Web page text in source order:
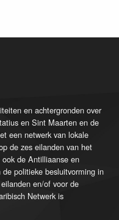
en achtergronden over
en Sint Maarten en de
een netwerk van lokale
de zes eilanden van het
de Antilliaanse en
politieke besluitvorming in
en/of voor de
Netwerk is